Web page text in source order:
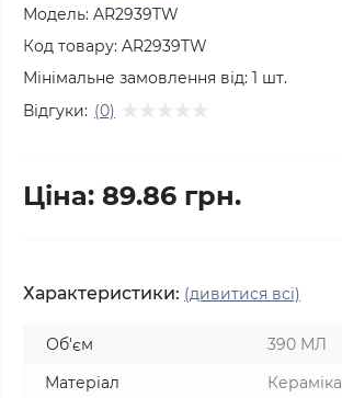
Модель: AR2939TW
Код товару: AR2939TW
Мінімальне замовлення від: 1 шт.
Відгуки: (0)
Ціна: 89.86 грн.
Характеристики: (дивитися всі)
Об'єм
390 МЛ
Матеріал
Кераміка